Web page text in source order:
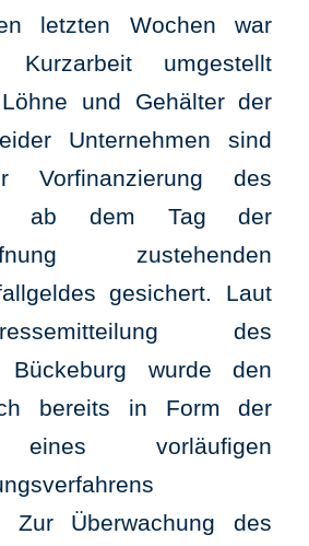
letzten Wochen war
umgestellt
und Gehälter der
Unternehmen sind
Vorfinanzierung des
ab dem Tag der
zustehenden
gesichert. Laut
des
Bückeburg wurde den
bereits in Form der
eines vorläufigen
Zur Überwachung des